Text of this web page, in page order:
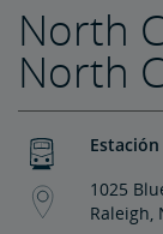
North
North
1025
Raleigh,